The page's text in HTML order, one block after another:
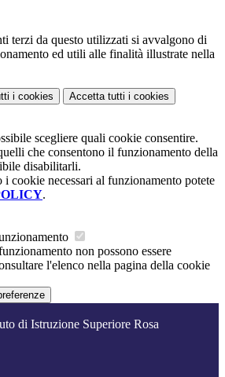
terzi da questo utilizzati si avvalgono di
ed utili alle finalità illustrate nella
i cookies Accetta tutti i cookies
scegliere quali cookie consentire.
che consentono il funzionamento della
disabilitarli.
i cookie necessari al funzionamento potete
.
non possono essere
l'elenco nella pagina della cookie
di Istruzione Superiore Rosa